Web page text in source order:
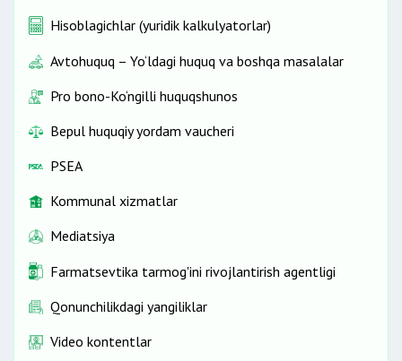
Hisoblagichlar (yuridik kalkulyatorlar)
Avtohuquq – Yo‘ldagi huquq va boshqa masalalar
Pro bono-Ko‘ngilli huquqshunos
Bepul huquqiy yordam vaucheri
PSEA
Kommunal xizmatlar
Mediatsiya
Farmatsevtika tarmog'ini rivojlantirish agentligi
Qonunchilikdagi yangiliklar
Video kontentlar